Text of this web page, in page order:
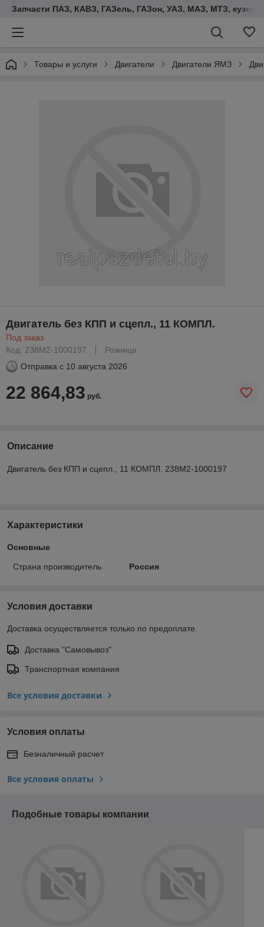
Запчасти ПАЗ, КАВЗ, ГАЗель, ГАЗон, УАЗ, МАЗ, МТЗ,
Товары и услуги Двигатели Двигатели ЯМЗ
Двигатель без КПП и сцепл., 11 КОМПЛ.
Под заказ
Код: 238М2-1000197
Розница
Отправка с 10 августа 2026
22 864,83 руб.
Описание
Двигатель без КПП и сцепл., 11 КОМПЛ. 238М2-1000197
Характеристики
Основные
Страна производитель Россия
Условия доставки
Доставка осуществляется только по предоплате.
Доставка "Самовывоз"
Транспортная компания
Все условия доставки
Условия оплаты
Безналичный расчет
Все условия оплаты
Подобные товары компании